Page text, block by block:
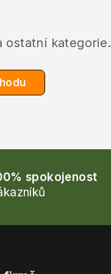
ostatní kategorie.
spokojenost